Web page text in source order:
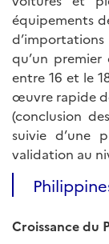
équipements
qu’un
entre 16 et le
œuvre rapide
(conclusion
suivie d’une
validation au
Croissance du